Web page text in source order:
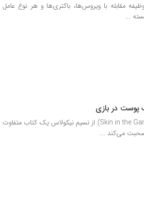
مقابله با ویروس‌ها، باکتری‌ها و هر نوع عامل
...
پوست در بازی
کتاب پوست در بازی (ترجمه کتاب Skin in the Game) از نسیم نیکولاس یک کتاب متفاوت
می‌کند ...